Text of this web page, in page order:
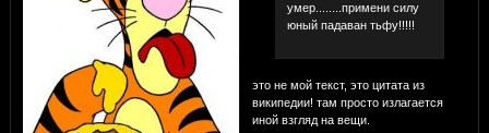
умер........примени силу
юный падаван тьфу!!!!!
это не мой текст, это цитата из
википедии! там просто излагается
иной взгляд на вещи.